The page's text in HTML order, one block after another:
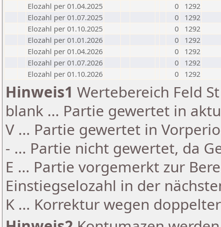
Elozahl per 01.04.2025
0
1292
Elozahl per 01.07.2025
0
1292
Elozahl per 01.10.2025
0
1292
Elozahl per 01.01.2026
0
1292
Elozahl per 01.04.2026
0
1292
Elozahl per 01.07.2026
0
1292
Elozahl per 01.10.2026
0 1292
Hinweis1 Wertebereich Feld
blank ... Partie gewertet in
V ... Partie gewertet in
- ... Partie nicht gewertet, da
E ... Partie vorgemerkt zur
Einstiegselozahl in der
K ... Korrektur wegen